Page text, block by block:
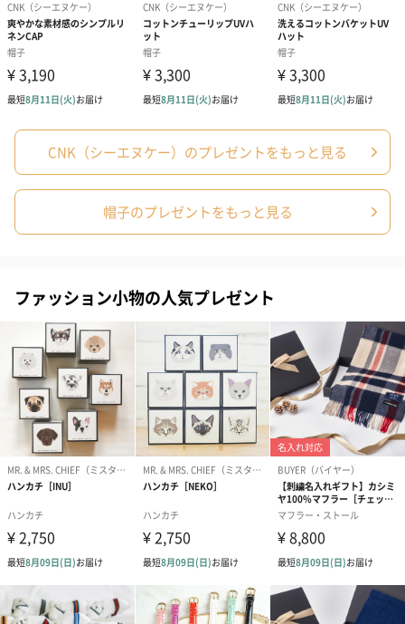
CNK（シーエヌケー）のプレゼントをもっと見る
帽子のプレゼントをもっと見る
ファッション小物の人気プレゼント